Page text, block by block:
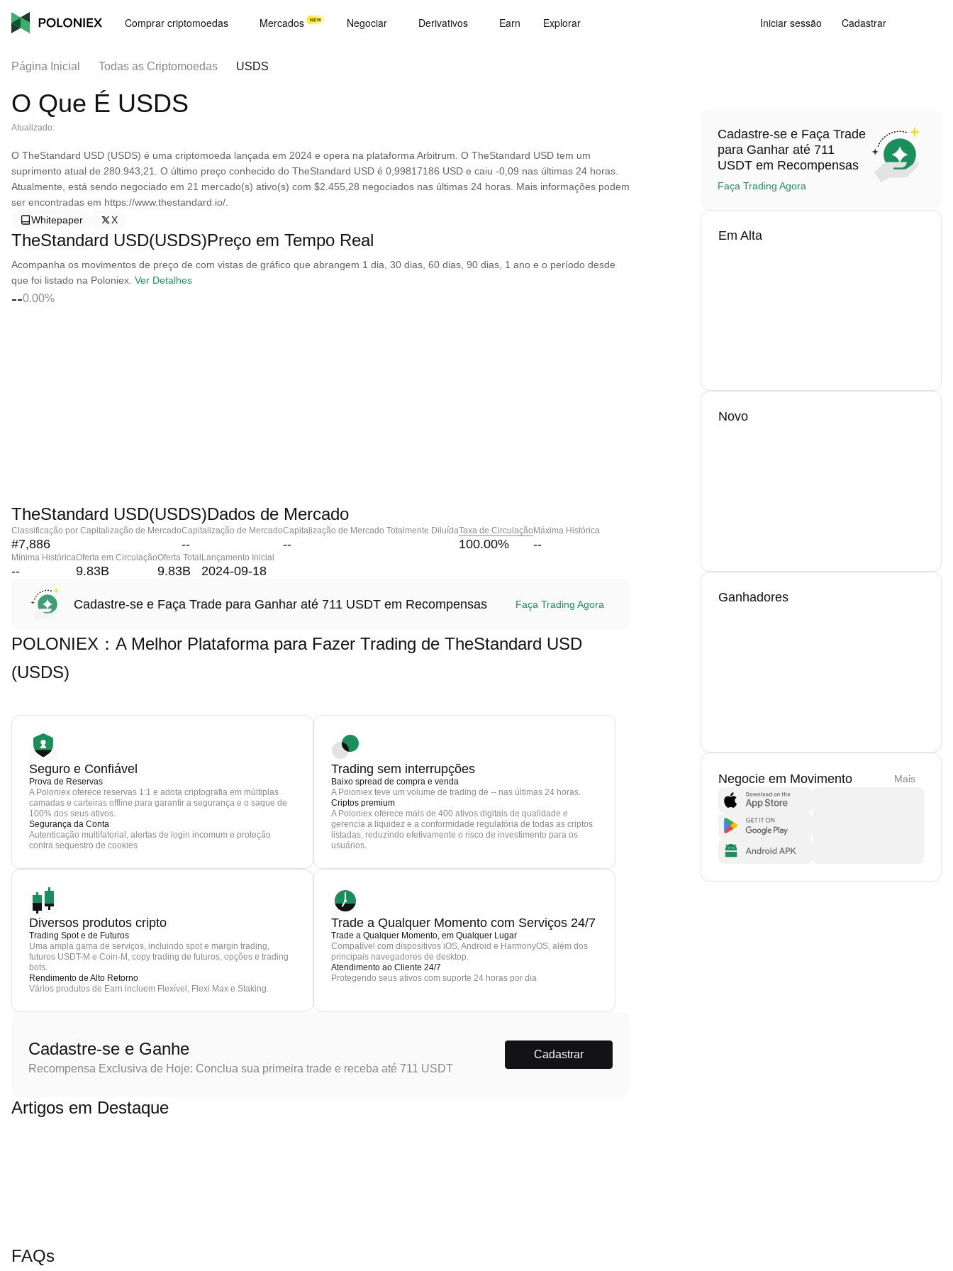
Comprar criptomoedas Mercados Negociar Derivativos Earn Explorar Iniciar sessão Cadastrar
Página Inicial Todas as Criptomoedas USDS
O Que É USDS
Atualizado:
O TheStandard USD (USDS) é uma criptomoeda lançada em 2024 e opera na plataforma Arbitrum. O TheStandard USD tem um
suprimento atual de 280.943,21. O último preço conhecido do TheStandard USD é 0,99817186 USD e caiu -0,09 nas últimas 24 horas.
Atualmente, está sendo negociado em 21 mercado(s) ativo(s) com $2.455,28 negociados nas últimas 24 horas. Mais informações podem
ser encontradas em https://www.thestandard.io/.
Whitepaper
X
TheStandard USD(USDS)Preço em Tempo Real
Acompanha os movimentos de preço de com vistas de gráfico que abrangem 1 dia, 30 dias, 60 dias, 90 dias, 1 ano e o período desde
que foi listado na Poloniex. Ver Detalhes
--0.00%
TheStandard USD(USDS)Dados de Mercado
Classificação por Capitalização de Mercado
#7,886
Capitalização de Mercado
--
Capitalização de Mercado Totalmente Diluída
--
Taxa de Circulação
100.00%
Máxima Histórica
--
Mínima Histórica
--
Oferta em Circulação
9.83B
Oferta Total
9.83B
Lançamento Inicial
2024-09-18
Cadastre-se e Faça Trade para Ganhar até 711 USDT em Recompensas Faça Trading Agora
POLONIEX：A Melhor Plataforma para Fazer Trading de TheStandard USD
(USDS)
Seguro e Confiável
Prova de Reservas
A Poloniex oferece reservas 1:1 e adota criptografia em múltiplas
camadas e carteiras offline para garantir a segurança e o saque de
100% dos seus ativos.
Segurança da Conta
Autenticação multifatorial, alertas de login incomum e proteção
contra sequestro de cookies
Trading sem interrupções
Baixo spread de compra e venda
A Poloniex teve um volume de trading de -- nas últimas 24 horas.
Criptos premium
A Poloniex oferece mais de 400 ativos digitais de qualidade e
gerencia a liquidez e a conformidade regulatória de todas as criptos
listadas, reduzindo efetivamente o risco de investimento para os
usuários.
Diversos produtos cripto
Trading Spot e de Futuros
Uma ampla gama de serviços, incluindo spot e margin trading,
futuros USDT-M e Coin-M, copy trading de futuros, opções e trading
bots.
Rendimento de Alto Retorno
Vários produtos de Earn incluem Flexível, Flexi Max e Staking.
Trade a Qualquer Momento com Serviços 24/7
Trade a Qualquer Momento, em Qualquer Lugar
Compatível com dispositivos iOS, Android e HarmonyOS, além dos
principais navegadores de desktop.
Atendimento ao Cliente 24/7
Protegendo seus ativos com suporte 24 horas por dia
Cadastre-se e Ganhe
Recompensa Exclusiva de Hoje: Conclua sua primeira trade e receba até 711 USDT
Cadastrar
Artigos em Destaque
FAQs
Cadastre-se e Faça Trade
para Ganhar até 711
USDT em Recompensas
Faça Trading Agora
Em Alta
Novo
Ganhadores
Negocie em Movimento Mais